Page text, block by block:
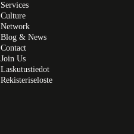
Services
Culture
Network
Blog & News
Contact
Join Us
Laskutustiedot
Rekisteriseloste